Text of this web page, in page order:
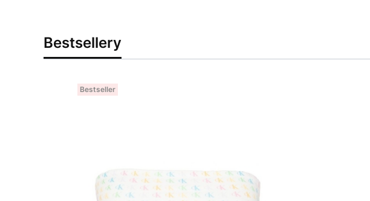
Bestsellery
Bestseller